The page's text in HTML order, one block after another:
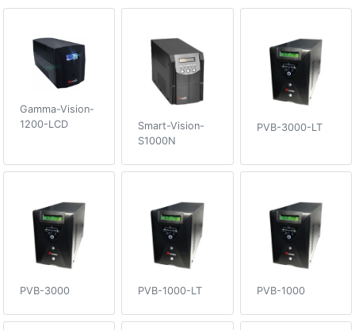
Gamma-Vision-
1200-LCD
Smart-Vision-
S1000N
PVB-3000-LT
PVB-3000 PVB-1000-LT PVB-1000